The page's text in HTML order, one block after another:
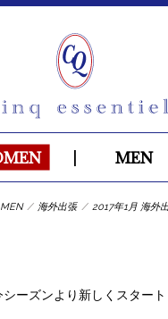
MEN
/ 海外出張 / 2017年1月 海外
ーズンより新しくスタート